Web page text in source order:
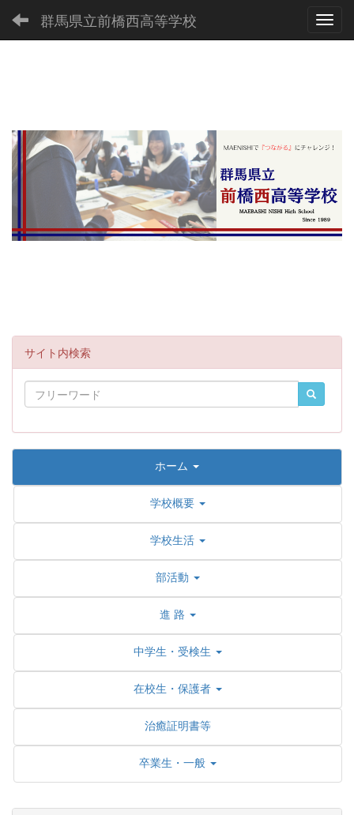
群馬県立前橋西高等学校
サイト内検索
ホーム
学校概要
学校生活
部活動
進 路
中学生・受検生
在校生・保護者
治癒証明書等
卒業生・一般